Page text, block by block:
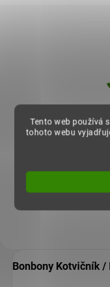
Tento web používá
tohoto webu
4,12 €
bonbony Maca a Banán.
kombinace peruánské
Bonbony Kotvičník /